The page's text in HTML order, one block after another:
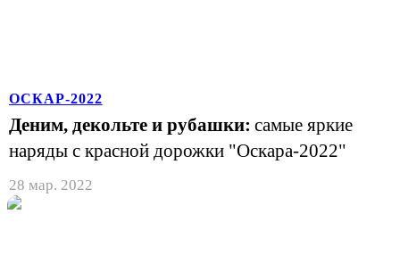
ОСКАР-2022
Деним, декольте и рубашки: самые яркие
наряды с красной дорожки "Оскара-2022"
28 мар. 2022